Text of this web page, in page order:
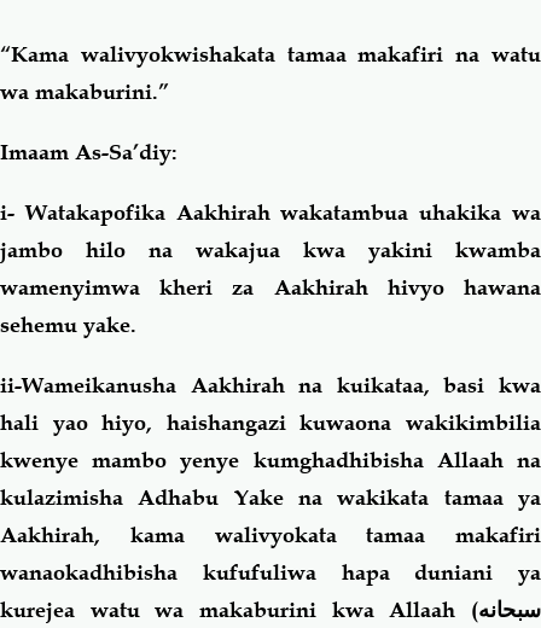
“Kama walivyokwishakata tamaa makafiri na watu
wa makaburini.”
Imaam As-Sa’diy:
i- Watakapofika Aakhirah wakatambua uhakika wa
jambo hilo na wakajua kwa yakini kwamba
wamenyimwa kheri za Aakhirah hivyo hawana
sehemu yake.
ii-Wameikanusha Aakhirah na kuikataa, basi kwa
hali yao hiyo, haishangazi kuwaona wakikimbilia
kwenye mambo yenye kumghadhibisha Allaah na
kulazimisha Adhabu Yake na wakikata tamaa ya
Aakhirah, kama walivyokata tamaa makafiri
wanaokadhibisha kufufuliwa hapa duniani ya
kurejea watu wa makaburini kwa Allaah (سبحانه